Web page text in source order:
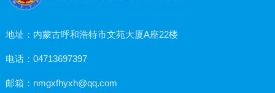
地址：内蒙古呼和浩特市文苑大厦A座22楼
电话：04713697397
邮箱：nmgxfhyxh@qq.com